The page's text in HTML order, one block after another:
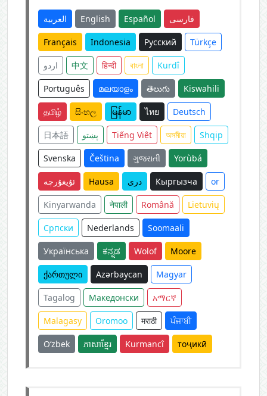
العربية English Español فارسی
Français Indonesia Русский Türkçe
اردو 中文 हिन्दी বাংলা Kurdî
Português മലയാളം తెలుగు Kiswahili
தமிழ் සිංහල မြန်မာ ไทย Deutsch
日本語 پښتو Tiếng Việt অসমীয়া Shqip
Svenska Čeština ગુજરાતી Yorùbá
ئۇيغۇرچە Hausa دری Кыргызча or
Kinyarwanda नेपाली Română Lietuvių
Српски Nederlands Soomaali
Українська ಕನ್ನಡ Wolof Moore
ქართული Azərbaycan Magyar
Tagalog Македонски አማርኛ
Malagasy Oromoo मराठी ਪੰਜਾਬੀ
O‘zbek ភាសាខ្មែរ Kurmancî тоҷикӣ